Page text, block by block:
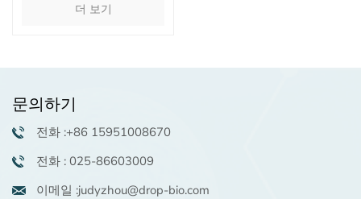
아미드 디아세테이트
체
더 보기
문의하기
전화 :+86 15951008670
전화 : 025-86603009
이메일 :judyzhou@drop-bio.com